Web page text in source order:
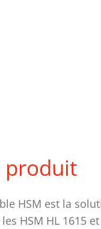
produit
HSM est la
HSM HL 1615